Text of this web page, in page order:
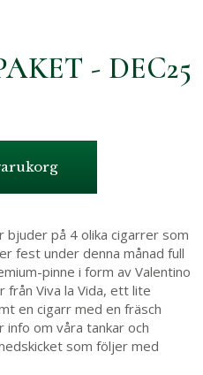
- DEC25
bjuder på 4 olika cigarrer som
fest under denna månad full
pinne i form av Valentino
från Viva la Vida, ett lite
en cigarr med en fräsch
info om våra tankar och
som följer med